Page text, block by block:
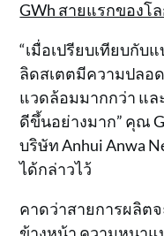
GWh สายแรกของโ
“เมื่อเปรียบเทียบกับ
ลิดสเตตมีความปลอ
แวดล้อมมากกว่า แ
ดีขึ้นอย่างมาก” คุณ
บริษัท Anhui Anwa
ได้กล่าวไว้
คาดว่าสายการผลิต
ข้างหน้า ความหนา